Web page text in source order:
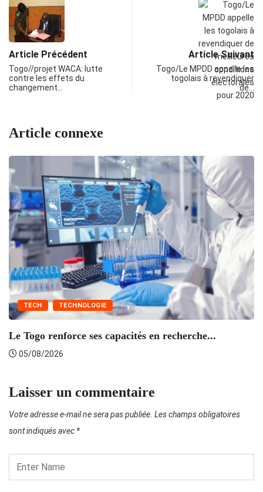
Article Précédent
Togo//projet WACA: lutte
contre les effets du
changement…
Article Suivant
Togo/Le MPDD appelle les
togolais à revendiquer
de…
Article connexe
TECH TECHNOLOGIE
Le Togo renforce ses capacités en recherche...
05/08/2026
Laisser un commentaire
Votre adresse e-mail ne sera pas publiée. Les champs obligatoires
sont indiqués avec *